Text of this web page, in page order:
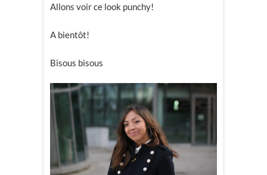
Allons voir ce look punchy!
A bientôt!
Bisous bisous